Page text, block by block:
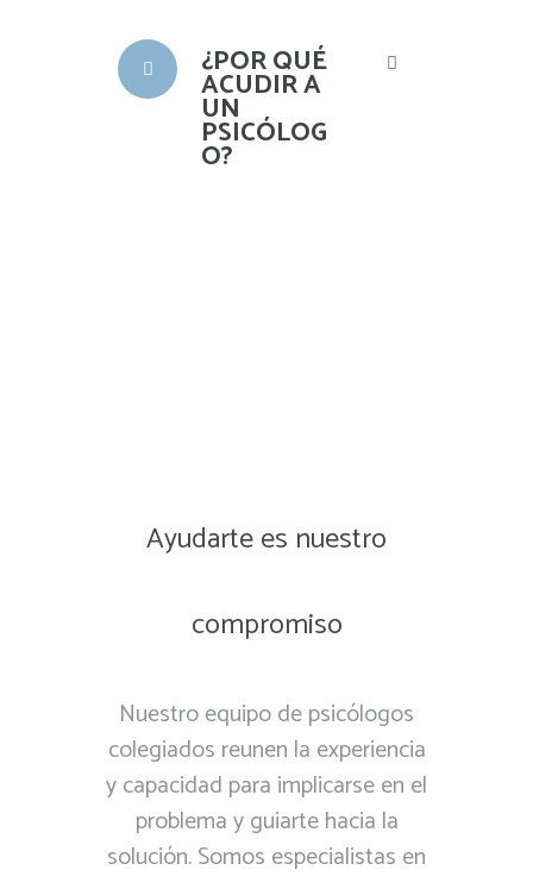
¿POR QUÉ
ACUDIR A
UN
PSICÓLOG
O?
Ayudarte es nuestro
compromiso
Nuestro equipo de psicólogos
colegiados reunen la experiencia
y capacidad para implicarse en el
problema y guiarte hacia la
solución. Somos especialistas en